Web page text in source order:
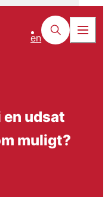
en
en udsat
muligt?